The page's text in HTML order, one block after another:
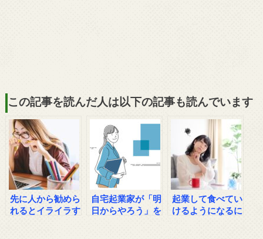
この記事を読んだ人は以下の記事も読んでいます
先に人から勧めら
れるとイライラす
自宅起業家が「明
日からやろう」を
起業して食べてい
けるようになるに